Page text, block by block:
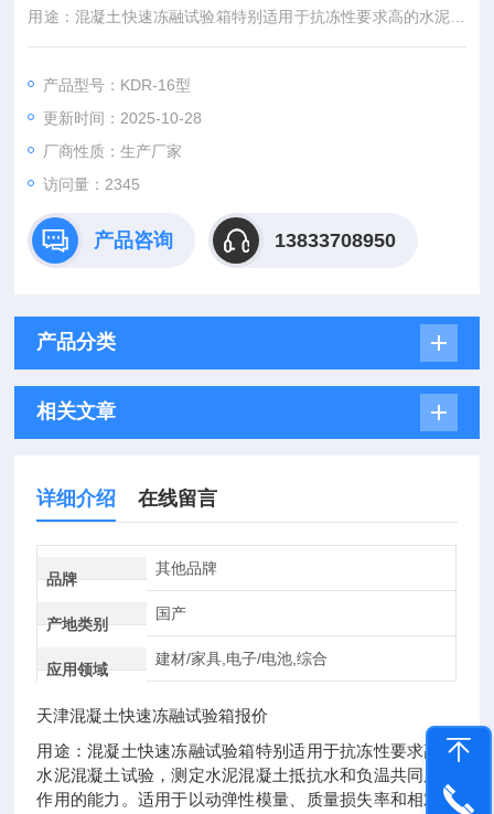
用途：混凝土快速冻融试验箱特别适用于抗冻性要求高的水泥混
凝土试验，天津混凝土快速冻融试验箱报价
产品型号：KDR-16型
更新时间：2025-10-28
厂商性质：生产厂家
访问量：2345
产品咨询 13833708950
产品分类
相关文章
详细介绍 在线留言
品牌
其他品牌
产地类别
国产
应用领域
建材/家具,电子/电池,综合
天津混凝土快速冻融试验箱报价
用途：混凝土快速冻融试验箱特别适用于抗冻性要求高的
水泥混凝土试验，测定水泥混凝土抵抗水和负温共同反复
作用的能力。适用于以动弹性模量、质量损失率和相对耐